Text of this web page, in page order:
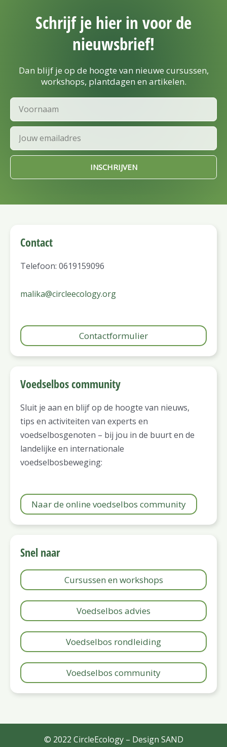
Schrijf je hier in voor de
nieuwsbrief!
Dan blijf je op de hoogte van nieuwe cursussen,
workshops, plantdagen en artikelen.
Voornaam
Email
INSCHRIJVEN
Contact
Telefoon: 0619159096
malika@circleecology.org
Contactformulier
Voedselbos community
Sluit je aan en blijf op de hoogte van nieuws,
tips en activiteiten van experts en
voedselbosgenoten – bij jou in de buurt en de
landelijke en internationale
voedselbosbeweging:
Naar de online voedselbos community
Snel naar
Cursussen en workshops
Voedselbos advies
Voedselbos rondleiding
Voedselbos community
© 2022 CircleEcology – Design SAND